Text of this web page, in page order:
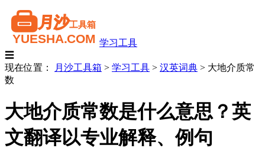
学习工具
☰
现在位置：
月沙工具箱 > 学习工具 > 汉英词典 > 大地介质常
数
大地介质常数是什么意思？英
文翻译以专业解释、例句